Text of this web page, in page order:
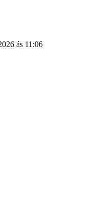
ás 11:06